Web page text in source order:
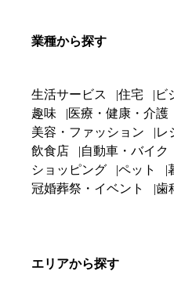
業種から探す
生活サービス 住宅 ビ
趣味
医療・健康・介護
美容・ファッション
レ
飲食店
自動車・バイク
ショッピング
ペット
冠婚葬祭・イベント
歯
エリアから探す